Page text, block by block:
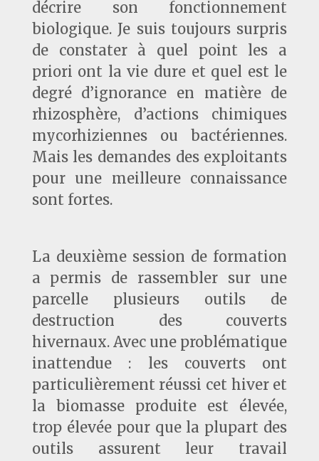
décrire son fonctionnement
biologique. Je suis toujours surpris
de constater à quel point les a
priori ont la vie dure et quel est le
degré d’ignorance en matière de
rhizosphère, d’actions chimiques
mycorhiziennes ou bactériennes.
Mais les demandes des exploitants
pour une meilleure connaissance
sont fortes.
La deuxième session de formation
a permis de rassembler sur une
parcelle plusieurs outils de
destruction des couverts
hivernaux. Avec une problématique
inattendue : les couverts ont
particulièrement réussi cet hiver et
la biomasse produite est élevée,
trop élevée pour que la plupart des
outils assurent leur travail